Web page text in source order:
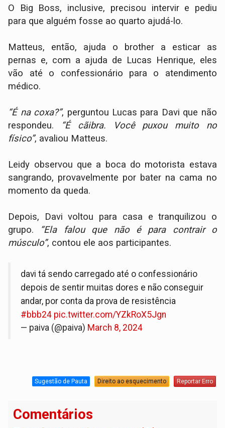
O Big Boss, inclusive, precisou intervir e pediu
para que alguém fosse ao quarto ajudá-lo.
Matteus, então, ajuda o brother a esticar as
pernas e, com a ajuda de Lucas Henrique, eles
vão até o confessionário para o atendimento
médico.
“É na coxa?”, perguntou Lucas para Davi que não
respondeu.
“É cãibra. Você puxou muito no
físico”, avaliou Matteus.
Leidy observou que a boca do motorista estava
sangrando, provavelmente por bater na cama no
momento da queda.
Depois, Davi voltou para casa e tranquilizou o
grupo.
“Ela falou que não é para contrair o
músculo”, contou ele aos participantes.
davi tá sendo carregado até o confessionário
depois de sentir muitas dores e não conseguir
andar, por conta da prova de resistência
#bbb24 pic.twitter.com/YZkRoX5Jgn
— paiva (@paiva) March 8, 2024
Sugestão de Pauta Direito ao esquecimento Reportar Erro
Comentários